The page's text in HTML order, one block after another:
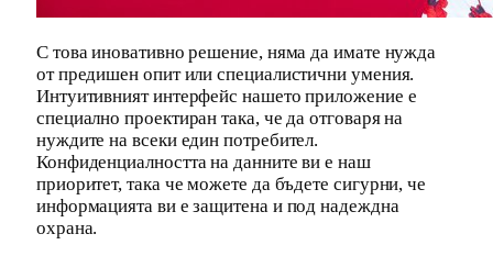
С това иновативно решение, няма да имате нужда
от предишен опит или специалистични умения.
Интуитивният интерфейс нашето приложение е
специално проектиран така, че да отговаря на
нуждите на всеки един потребител.
Конфиденциалността на данните ви е наш
приоритет, така че можете да бъдете сигурни, че
информацията ви е защитена и под надеждна
охрана.